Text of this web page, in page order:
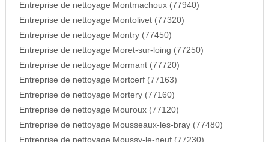
Entreprise de nettoyage Montmachoux (77940)
Entreprise de nettoyage Montolivet (77320)
Entreprise de nettoyage Montry (77450)
Entreprise de nettoyage Moret-sur-loing (77250)
Entreprise de nettoyage Mormant (77720)
Entreprise de nettoyage Mortcerf (77163)
Entreprise de nettoyage Mortery (77160)
Entreprise de nettoyage Mouroux (77120)
Entreprise de nettoyage Mousseaux-les-bray (77480)
Entreprise de nettoyage Moussy-le-neuf (77230)